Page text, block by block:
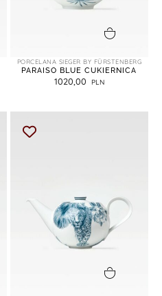
PORCELANA SIEGER BY FÜRSTENBERG
PARAISO BLUE CUKIERNICA
1020,00